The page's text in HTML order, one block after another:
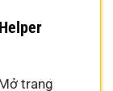
trang